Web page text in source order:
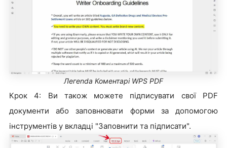
Легenda Коментарі WPS PDF
Крок 4: Ви також можете підписувати свої PDF
документи або заповнювати форми за допомогою
інструментів у вкладці "Заповнити та підписати".